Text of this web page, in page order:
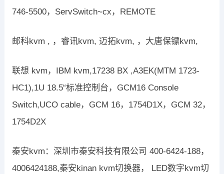
746-5500，ServSwitch~cx，REMOTE
邮科kvm , ，睿讯kvm, 迈拓kvm, ，大唐保镖kvm,
联想 kvm，IBM kvm,17238 BX ,A3EK(MTM 1723-
HC1),1U 18.5“标准控制台，GCM16 Console
Switch,UCO cable，GCM 16，1754D1X，GCM 32，
1754D2X
秦安kvm：深圳市秦安科技有限公司 400-6424-188，
4006424188,秦安kinan kvm切换器， LED数字kvm切